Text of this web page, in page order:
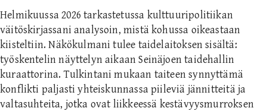
Helmikuussa 2026 tarkastetussa kulttuuripolitiikan
väitöskirjassani analysoin, mistä kohussa oikeastaan
kiisteltiin. Näkökulmani tulee taidelaitoksen sisältä:
työskentelin näyttelyn aikaan Seinäjoen taidehallin
kuraattorina. Tulkintani mukaan taiteen synnyttämä
konflikti paljasti yhteiskunnassa piileviä jännitteitä ja
valtasuhteita, jotka ovat liikkeessä kestävyysmurroksen